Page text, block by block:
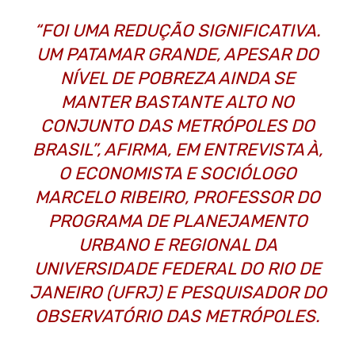
“FOI UMA REDUÇÃO SIGNIFICATIVA.
UM PATAMAR GRANDE, APESAR DO
NÍVEL DE POBREZA AINDA SE
MANTER BASTANTE ALTO NO
CONJUNTO DAS METRÓPOLES DO
BRASIL”, AFIRMA, EM ENTREVISTA À,
O ECONOMISTA E SOCIÓLOGO
MARCELO RIBEIRO, PROFESSOR DO
PROGRAMA DE PLANEJAMENTO
URBANO E REGIONAL DA
UNIVERSIDADE FEDERAL DO RIO DE
JANEIRO (UFRJ) E PESQUISADOR DO
OBSERVATÓRIO DAS METRÓPOLES.